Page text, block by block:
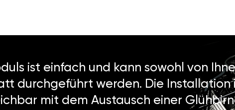
ist einfach und kann sowohl von
durchgeführt werden. Die Installation
mit dem Austausch einer